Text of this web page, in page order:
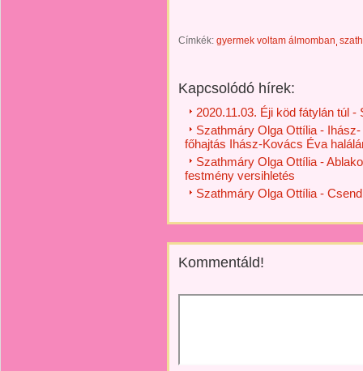
Címkék: gyermek voltam álmomban
Kapcsolódó hírek:
2020.11.03. Éji köd fátylán túl
Szathmáry Olga Ottília -
főhajtás Ihász-Kovács Éva
Szathmáry Olga Ottília -
festmény versihletés
Szathmáry Olga Ottília -
Kommentáld!